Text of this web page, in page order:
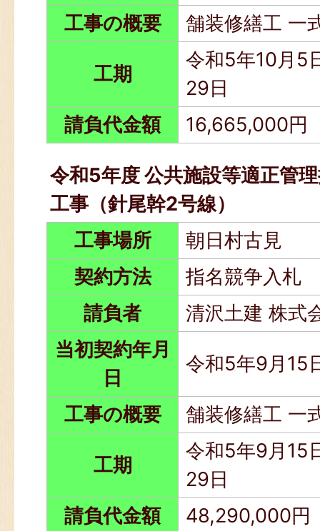
工事の概要 舗装修繕工 一
工期
令和5年10月5
29日
請負代金額
16,665,000円
令和5年度 公共施設等適正管
工事（針尾幹2号線）
工事場所
朝日村古見
契約方法
指名競争入札
請負者
清沢土建 株式
当初契約年月
日
令和5年9月15
工事の概要 舗装修繕工 一
工期
令和5年9月15
29日
請負代金額
48,290,000円